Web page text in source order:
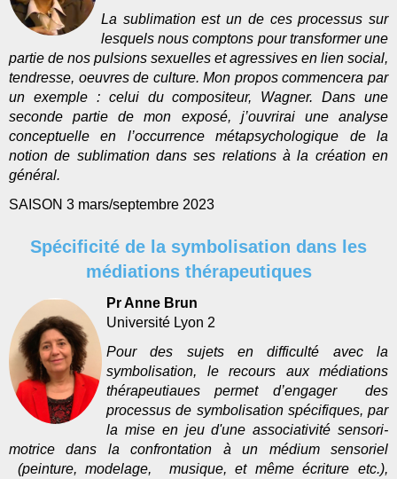
La sublimation est un de ces processus sur
lesquels nous comptons pour transformer une
partie de nos pulsions sexuelles et agressives en lien social,
tendresse, oeuvres de culture. Mon propos commencera par
un exemple : celui du compositeur, Wagner. Dans une
seconde partie de mon exposé, j’ouvrirai une analyse
conceptuelle en l’occurrence métapsychologique de la
notion de sublimation dans ses relations à la création en
général.
SAISON 3 mars/septembre 2023
Spécificité de la symbolisation dans les
médiations thérapeutiques
Pr Anne Brun
Université Lyon 2
Pour des sujets en difficulté avec la
symbolisation, le recours aux médiations
thérapeutiaues permet d’engager des
processus de symbolisation spécifiques, par
la mise en jeu d'une associativité sensori-
motrice dans la confrontation à un médium sensoriel
(peinture, modelage,
musique, et même écriture etc.),